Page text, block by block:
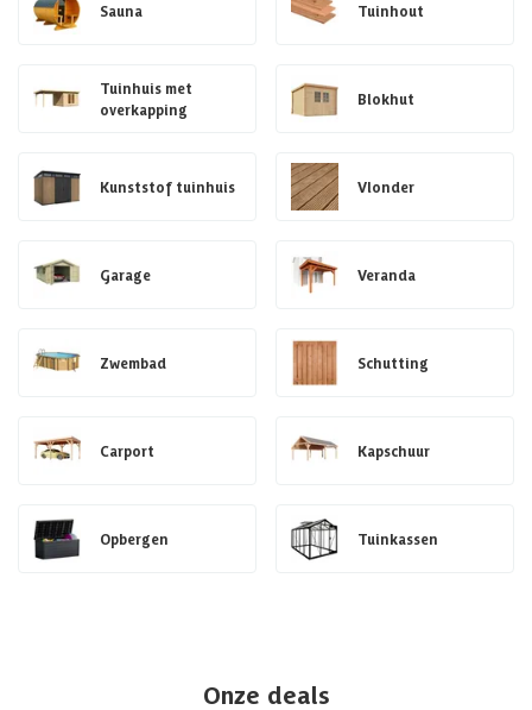
Sauna Tuinhout
Tuinhuis met
overkapping
Blokhut
Kunststof tuinhuis Vlonder
Garage Veranda
Zwembad Schutting
Carport Kapschuur
Opbergen Tuinkassen
Onze deals